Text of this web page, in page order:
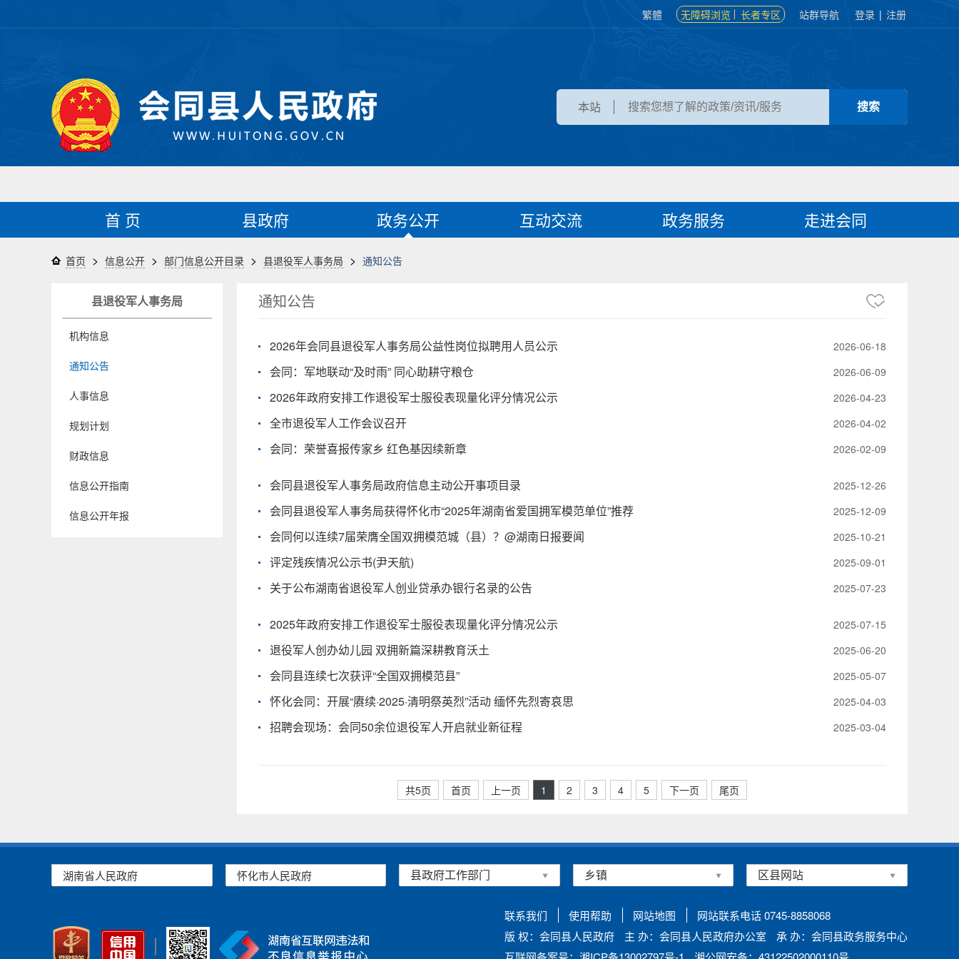
繁體 无障碍浏览 长者专区 站群导航 登录 | 注册
本站
首 页 县政府 政务公开 互动交流 政务服务 走进会同
首页 > 信息公开 > 部门信息公开目录 > 县退役军人事务局 > 通知公告
县退役军人事务局
机构信息
通知公告
人事信息
规划计划
财政信息
信息公开指南
信息公开年报
通知公告
2026年会同县退役军人事务局公益性岗位拟聘用人员公示 2026-06-18
会同：军地联动“及时雨” 同心助耕守粮仓 2026-06-09
2026年政府安排工作退役军士服役表现量化评分情况公示 2026-04-23
全市退役军人工作会议召开 2026-04-02
会同：荣誉喜报传家乡 红色基因续新章 2026-02-09
会同县退役军人事务局政府信息主动公开事项目录 2025-12-26
会同县退役军人事务局获得怀化市“2025年湖南省爱国拥军模范单位”推荐 2025-12-09
会同何以连续7届荣膺全国双拥模范城（县）？@湖南日报要闻 2025-10-21
评定残疾情况公示书(尹天航) 2025-09-01
关于公布湖南省退役军人创业贷承办银行名录的公告 2025-07-23
2025年政府安排工作退役军士服役表现量化评分情况公示 2025-07-15
退役军人创办幼儿园 双拥新篇深耕教育沃土 2025-06-20
会同县连续七次获评“全国双拥模范县” 2025-05-07
怀化会同：开展“赓续·2025·清明祭英烈”活动 缅怀先烈寄哀思 2025-04-03
招聘会现场：会同50余位退役军人开启就业新征程 2025-03-04
共5页 首页 上一页 1 2 3 4 5 下一页 尾页
湖南省人民政府 怀化市人民政府
联系我们 使用帮助 网站地图
网站联系电话 0745-8858068
版 权：会同县人民政府
主 办：会同县人民政府办公室
承 办：会同县政务服务中心